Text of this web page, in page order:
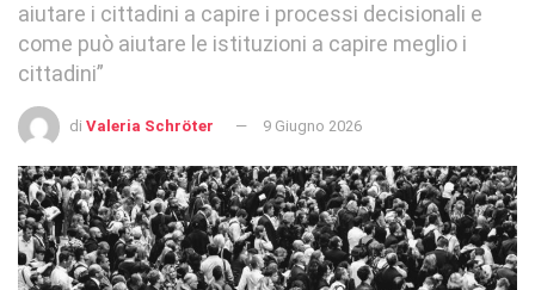
aiutare i cittadini a capire i processi decisionali e
come può aiutare le istituzioni a capire meglio i
cittadini”
di Valeria Schröter 9 Giugno 2026